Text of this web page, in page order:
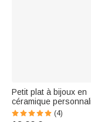
Petit plat à bijoux en
céramique
décoré d'une fleur de
naissance et
(4)